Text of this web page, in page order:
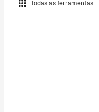
Todas as ferramentas